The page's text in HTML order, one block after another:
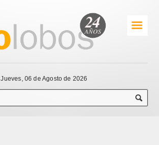
☰
Jueves, 06 de Agosto de 2026